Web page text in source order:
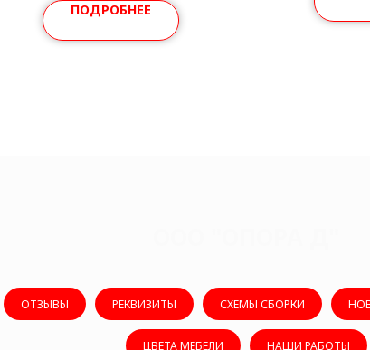
ПОДРОБНЕЕ
ОТЗЫВЫ РЕКВИЗИТЫ СХЕМЫ СБОРКИ
ЦВЕТА МЕБЕЛИ НАШИ РАБОТЫ